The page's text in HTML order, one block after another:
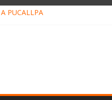
PUCALLPA